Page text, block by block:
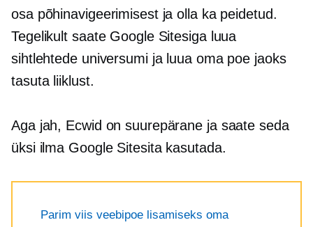
osa põhinavigeerimisest ja olla ka peidetud.
Tegelikult saate Google Sitesiga luua
sihtlehtede universumi ja luua oma poe jaoks
tasuta liiklust.
Aga jah, Ecwid on suurepärane ja saate seda
üksi ilma Google Sitesita kasutada.
Parim viis veebipoe lisamiseks oma